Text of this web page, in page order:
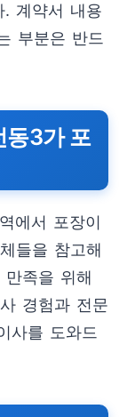
. 계약서 내용
부분은 반드
동3가 포
에서 포장이
들을 참고해
족을 위해
경험과 전문
사를 도와드